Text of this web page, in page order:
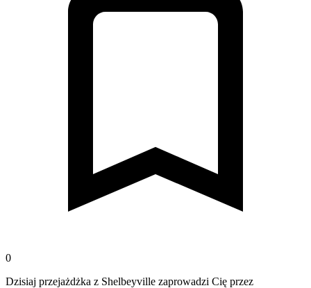
0
Dzisiaj przejażdżka z Shelbeyville zaprowadzi Cię przez